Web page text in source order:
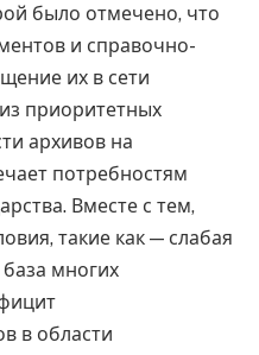
было отмечено, что
и справочно-
их в сети
приоритетных
архивов на
потребностям
Вместе с тем,
такие как — слабая
многих
в области